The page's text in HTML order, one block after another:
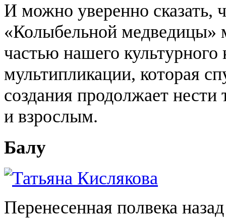
И можно уверенно сказать,
«Колыбельной медведицы»
частью нашего
мультипликации, которая
создания продолжает
и взрослым.
Балу
Перенесенная полвека